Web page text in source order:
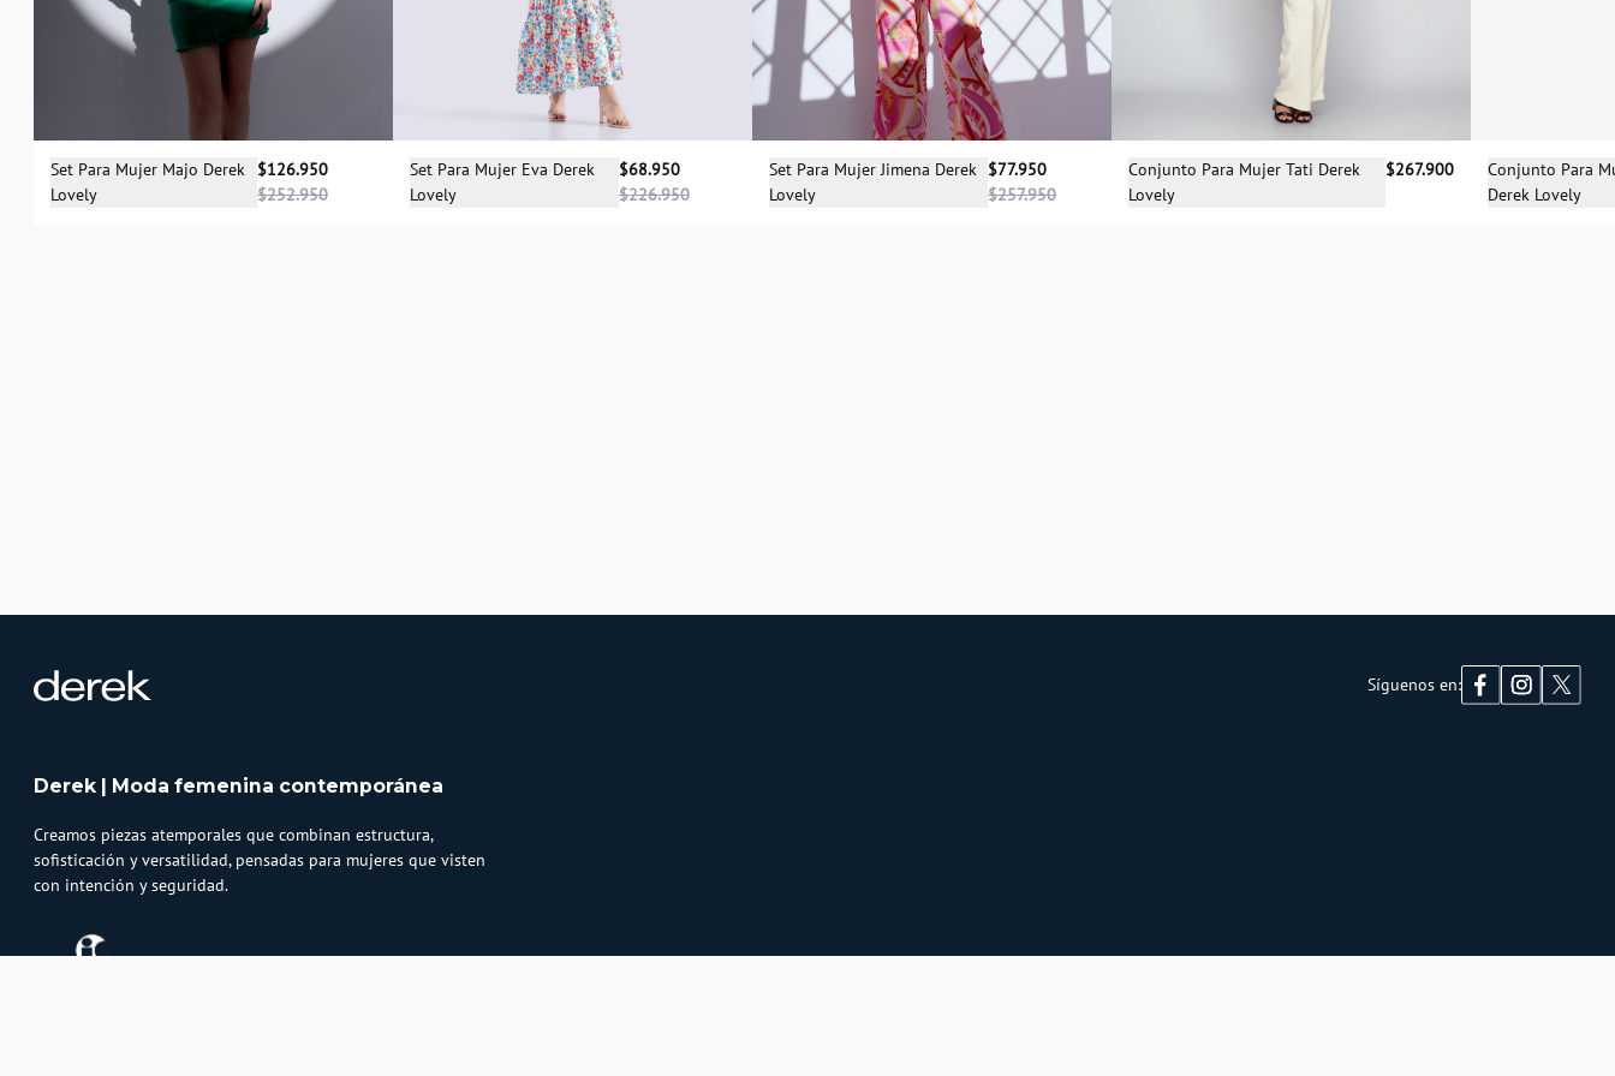
Selecciona una talla
Set Para Mujer Majo Derek
Lovely
$126.950
$252.950
Selecciona una talla
Set Para Mujer Eva Derek
Lovely
$68.950
$226.950
Selecciona una talla
Set Para Mujer Jimena Derek
Lovely
$77.950
$257.950
Selecciona una talla
Conjunto Para Mujer Tati Derek
Lovely
$267.900
Conjunto Para
Derek Lovely
Síguenos en:
Derek | Moda femenina contemporánea
Creamos piezas atemporales que combinan estructura,
sofisticación y versatilidad, pensadas para mujeres que visten
con intención y seguridad.